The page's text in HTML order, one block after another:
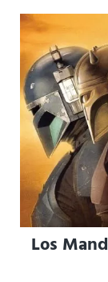
Los